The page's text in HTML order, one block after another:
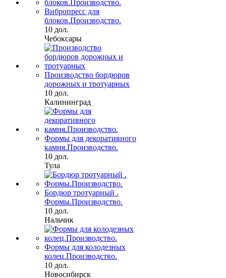
Вибропресс для
блоков.Производство.
10 дол.
Чебоксары
Производство бордюров
дорожных и тротуарных
10 дол.
Калининград
Формы для декоративного
камня.Производство.
10 дол.
Тула
Бордюр тротуарный .
Формы.Производство.
10 дол.
Нальчик
Формы для колодезных
колец.Производство.
10 дол.
Новосибирск